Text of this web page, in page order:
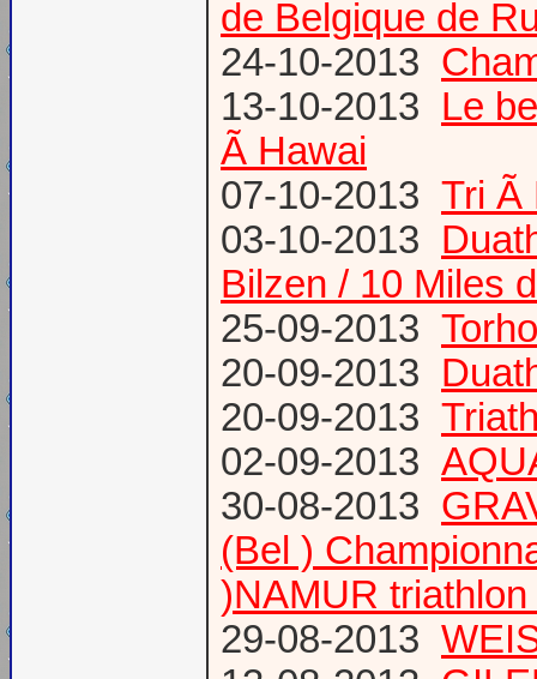
de Belgique de
24-10-2013
13-10-2013 Le
Ã Hawai
07-10-2013 Tri Ã
03-10-2013
Bilzen / 10 Miles
25-09-2013
20-09-2013
20-09-2013
02-09-2013
30-08-2013
(Bel )
)NAMUR
29-08-2013